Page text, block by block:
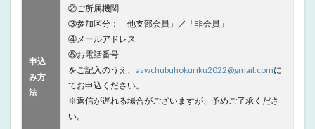
申込
み方
法
②ご所属機関
③参加区分：「他支部会員」／「非会員」
④メールアドレス
⑤お電話番号
をご記入のうえ、 aswchubuhokuriku2022@gmail.comに
てお申込ください。
※返信が遅れる場合がございますが、予めご了承くださ
い。